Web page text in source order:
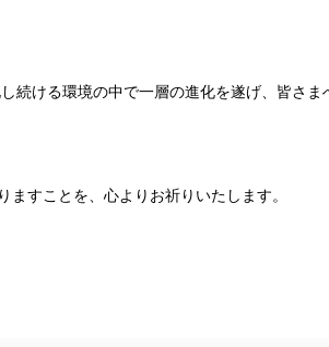
続ける環境の中で一層の進化を遂げ、皆さ
すことを、心よりお祈りいたします。